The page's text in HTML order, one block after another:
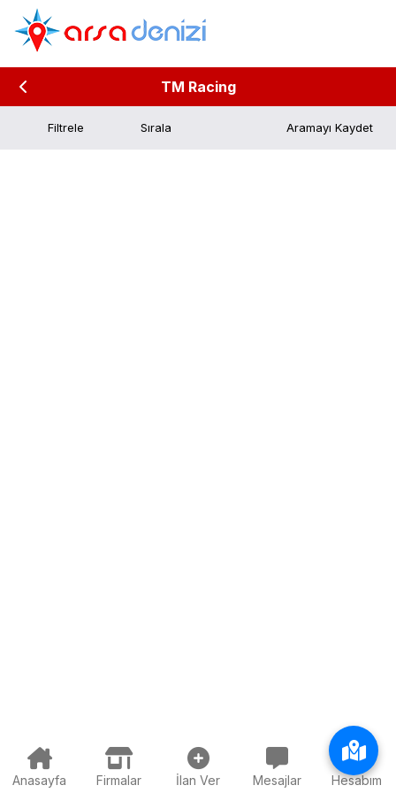
TM Racing
Filtrele Aramayı Kaydet
Anasayfa Firmalar İlan Ver Mesajlar Hesabım